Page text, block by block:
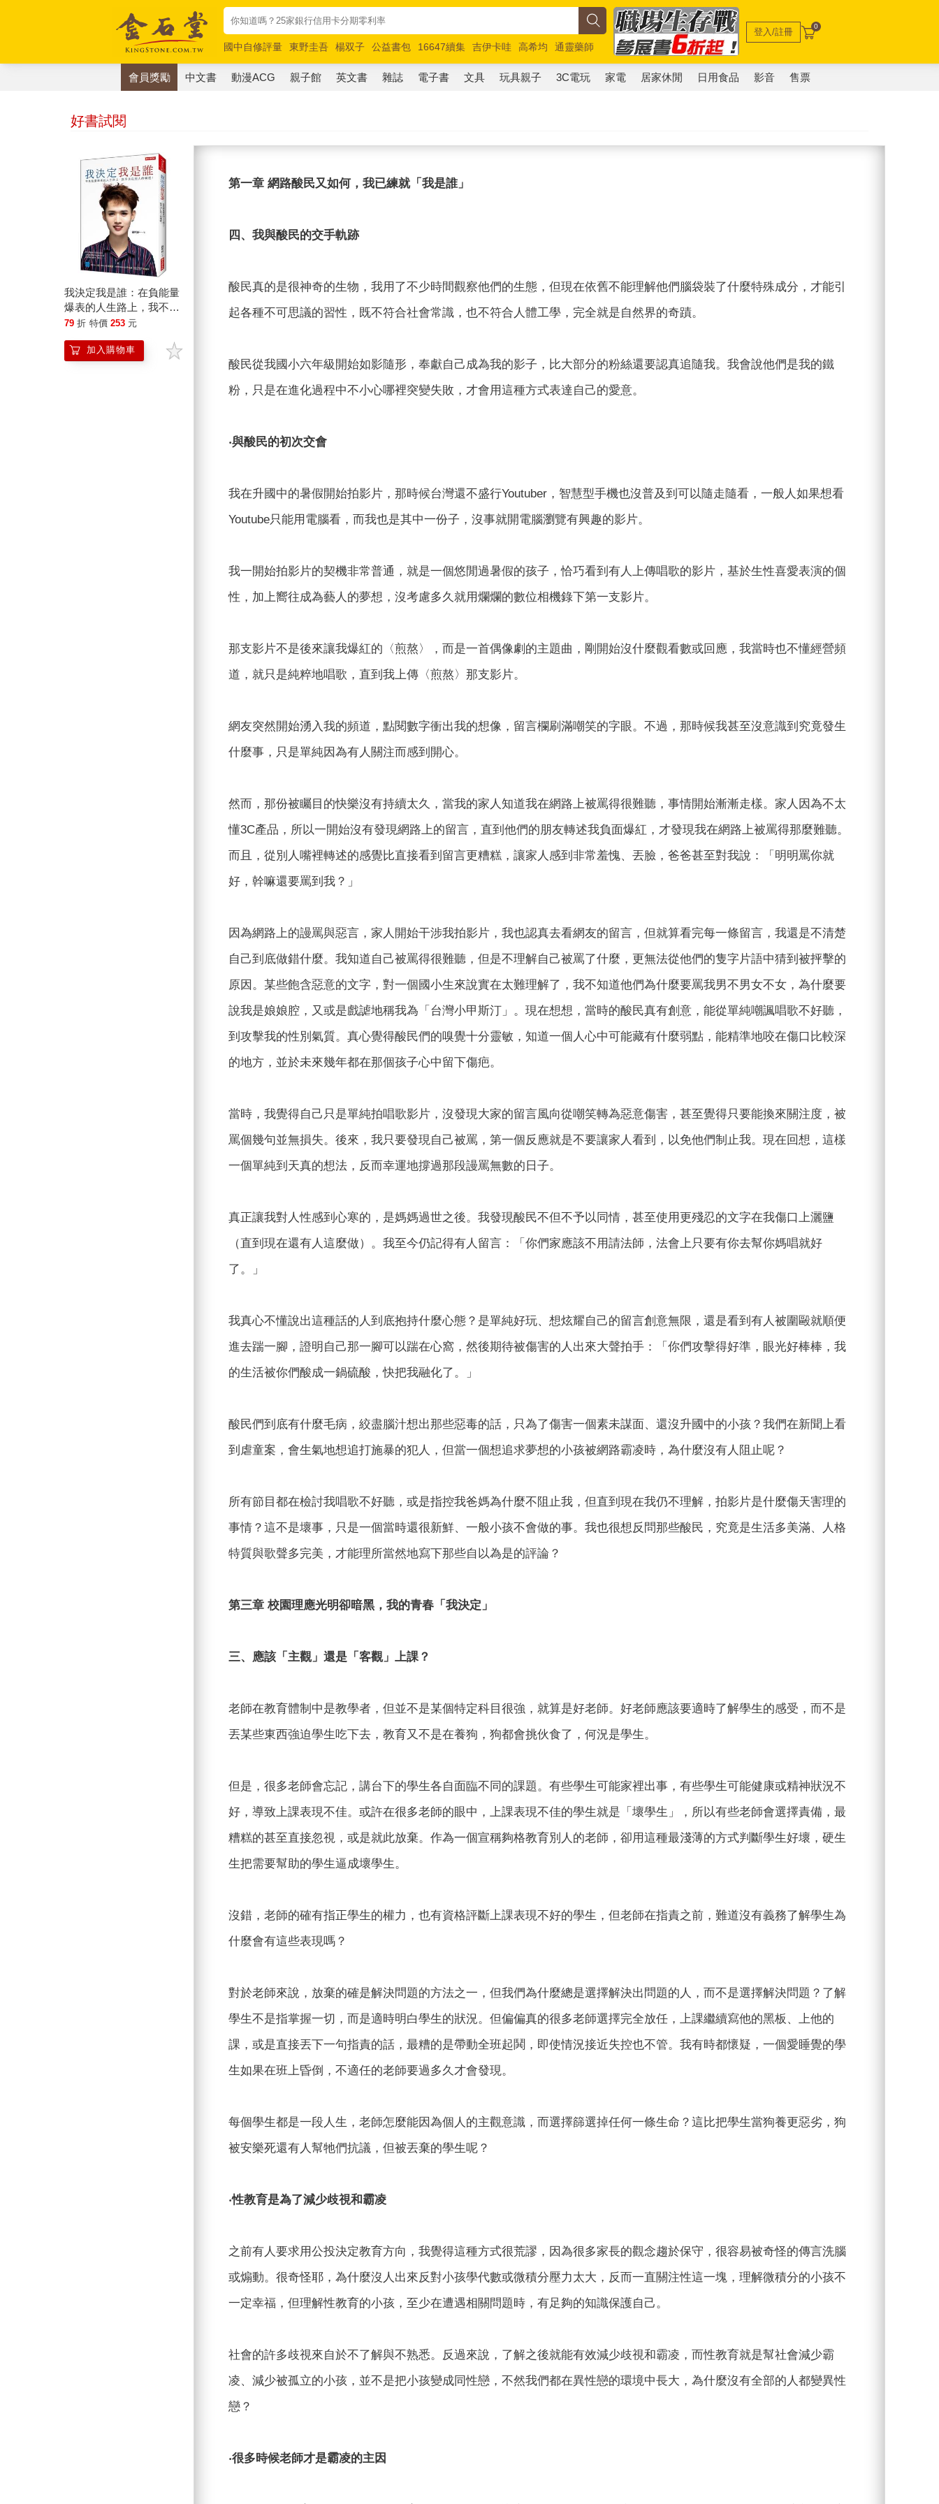
國中自修評量 東野圭吾 楊双子 公益書包 16647續集 吉伊卡哇 高希均
通靈藥師
唯紅花綻放
奧德賽 路邊攤新作 馬斯克 玩具總動員5 超慢跑
登入/註冊 0
會員獎勵 中文書 動漫ACG 親子館 英文書 雜誌 電子書 文具 玩具親子 3C電玩 家電 居家休閒 日用食品 影音 售票
好書試閱
我決定我是誰：在負能量
爆表的人生路上，我不活
在別人的嘴裡！
79 折 特價 253 元
加入購物車
第一章 網路酸民又如何，我已練就「我是誰」
四、我與酸民的交手軌跡
酸民真的是很神奇的生物，我用了不少時間觀察他們的生態，但現在依舊不能理解他們腦袋裝了什麼特殊成分，才能引
起各種不可思議的習性，既不符合社會常識，也不符合人體工學，完全就是自然界的奇蹟。
酸民從我國小六年級開始如影隨形，奉獻自己成為我的影子，比大部分的粉絲還要認真追隨我。我會說他們是我的鐵
粉，只是在進化過程中不小心哪裡突變失敗，才會用這種方式表達自己的愛意。
‧與酸民的初次交會
我在升國中的暑假開始拍影片，那時候台灣還不盛行Youtuber，智慧型手機也沒普及到可以隨走隨看，一般人如果想看
Youtube只能用電腦看，而我也是其中一份子，沒事就開電腦瀏覽有興趣的影片。
我一開始拍影片的契機非常普通，就是一個悠閒過暑假的孩子，恰巧看到有人上傳唱歌的影片，基於生性喜愛表演的個
性，加上嚮往成為藝人的夢想，沒考慮多久就用爛爛的數位相機錄下第一支影片。
那支影片不是後來讓我爆紅的〈煎熬〉，而是一首偶像劇的主題曲，剛開始沒什麼觀看數或回應，我當時也不懂經營頻
道，就只是純粹地唱歌，直到我上傳〈煎熬〉那支影片。
網友突然開始湧入我的頻道，點閱數字衝出我的想像，留言欄刷滿嘲笑的字眼。不過，那時候我甚至沒意識到究竟發生
什麼事，只是單純因為有人關注而感到開心。
然而，那份被矚目的快樂沒有持續太久，當我的家人知道我在網路上被罵得很難聽，事情開始漸漸走樣。家人因為不太
懂3C產品，所以一開始沒有發現網路上的留言，直到他們的朋友轉述我負面爆紅，才發現我在網路上被罵得那麼難聽。
而且，從別人嘴裡轉述的感覺比直接看到留言更糟糕，讓家人感到非常羞愧、丟臉，爸爸甚至對我說：「明明罵你就
好，幹嘛還要罵到我？」
因為網路上的謾罵與惡言，家人開始干涉我拍影片，我也認真去看網友的留言，但就算看完每一條留言，我還是不清楚
自己到底做錯什麼。我知道自己被罵得很難聽，但是不理解自己被罵了什麼，更無法從他們的隻字片語中猜到被抨擊的
原因。某些飽含惡意的文字，對一個國小生來說實在太難理解了，我不知道他們為什麼要罵我男不男女不女，為什麼要
說我是娘娘腔，又或是戲謔地稱我為「台灣小甲斯汀」。現在想想，當時的酸民真有創意，能從單純嘲諷唱歌不好聽，
到攻擊我的性別氣質。真心覺得酸民們的嗅覺十分靈敏，知道一個人心中可能藏有什麼弱點，能精準地咬在傷口比較深
的地方，並於未來幾年都在那個孩子心中留下傷疤。
當時，我覺得自己只是單純拍唱歌影片，沒發現大家的留言風向從嘲笑轉為惡意傷害，甚至覺得只要能換來關注度，被
罵個幾句並無損失。後來，我只要發現自己被罵，第一個反應就是不要讓家人看到，以免他們制止我。現在回想，這樣
一個單純到天真的想法，反而幸運地撐過那段謾罵無數的日子。
真正讓我對人性感到心寒的，是媽媽過世之後。我發現酸民不但不予以同情，甚至使用更殘忍的文字在我傷口上灑鹽
（直到現在還有人這麼做）。我至今仍記得有人留言：「你們家應該不用請法師，法會上只要有你去幫你媽唱就好
了。」
我真心不懂說出這種話的人到底抱持什麼心態？是單純好玩、想炫耀自己的留言創意無限，還是看到有人被圍毆就順便
進去踹一腳，證明自己那一腳可以踹在心窩，然後期待被傷害的人出來大聲拍手：「你們攻擊得好準，眼光好棒棒，我
的生活被你們酸成一鍋硫酸，快把我融化了。」
酸民們到底有什麼毛病，絞盡腦汁想出那些惡毒的話，只為了傷害一個素未謀面、還沒升國中的小孩？我們在新聞上看
到虐童案，會生氣地想追打施暴的犯人，但當一個想追求夢想的小孩被網路霸凌時，為什麼沒有人阻止呢？
所有節目都在檢討我唱歌不好聽，或是指控我爸媽為什麼不阻止我，但直到現在我仍不理解，拍影片是什麼傷天害理的
事情？這不是壞事，只是一個當時還很新鮮、一般小孩不會做的事。我也很想反問那些酸民，究竟是生活多美滿、人格
特質與歌聲多完美，才能理所當然地寫下那些自以為是的評論？
第三章 校園理應光明卻暗黑，我的青春「我決定」
三、應該「主觀」還是「客觀」上課？
老師在教育體制中是教學者，但並不是某個特定科目很強，就算是好老師。好老師應該要適時了解學生的感受，而不是
丟某些東西強迫學生吃下去，教育又不是在養狗，狗都會挑伙食了，何況是學生。
但是，很多老師會忘記，講台下的學生各自面臨不同的課題。有些學生可能家裡出事，有些學生可能健康或精神狀況不
好，導致上課表現不佳。或許在很多老師的眼中，上課表現不佳的學生就是「壞學生」，所以有些老師會選擇責備，最
糟糕的甚至直接忽視，或是就此放棄。作為一個宣稱夠格教育別人的老師，卻用這種最淺薄的方式判斷學生好壞，硬生
生把需要幫助的學生逼成壞學生。
沒錯，老師的確有指正學生的權力，也有資格評斷上課表現不好的學生，但老師在指責之前，難道沒有義務了解學生為
什麼會有這些表現嗎？
對於老師來說，放棄的確是解決問題的方法之一，但我們為什麼總是選擇解決出問題的人，而不是選擇解決問題？了解
學生不是指掌握一切，而是適時明白學生的狀況。但偏偏真的很多老師選擇完全放任，上課繼續寫他的黑板、上他的
課，或是直接丟下一句指責的話，最糟的是帶動全班起鬨，即使情況接近失控也不管。我有時都懷疑，一個愛睡覺的學
生如果在班上昏倒，不適任的老師要過多久才會發現。
每個學生都是一段人生，老師怎麼能因為個人的主觀意識，而選擇篩選掉任何一條生命？這比把學生當狗養更惡劣，狗
被安樂死還有人幫牠們抗議，但被丟棄的學生呢？
‧性教育是為了減少歧視和霸凌
之前有人要求用公投決定教育方向，我覺得這種方式很荒謬，因為很多家長的觀念趨於保守，很容易被奇怪的傳言洗腦
或煽動。很奇怪耶，為什麼沒人出來反對小孩學代數或微積分壓力太大，反而一直關注性這一塊，理解微積分的小孩不
一定幸福，但理解性教育的小孩，至少在遭遇相關問題時，有足夠的知識保護自己。
社會的許多歧視來自於不了解與不熟悉。反過來說，了解之後就能有效減少歧視和霸凌，而性教育就是幫社會減少霸
凌、減少被孤立的小孩，並不是把小孩變成同性戀，不然我們都在異性戀的環境中長大，為什麼沒有全部的人都變異性
戀？
‧很多時候老師才是霸凌的主因